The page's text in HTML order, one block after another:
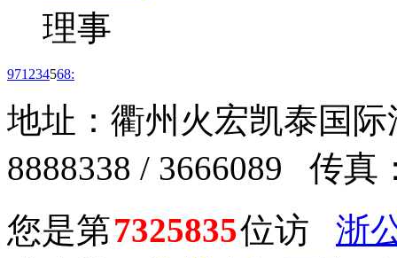
理事
971 234568:
地址：衢州火宏凯泰国
8888338 / 3666089 传真
您是第7325835位访 浙